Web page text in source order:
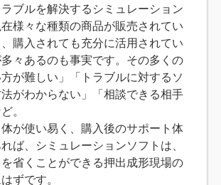
ブルを解決するシミュレーション
様々な種類の商品が販売されてい
購入されても充分に活用されてい
々あるのも事実です。その多くの
が難しい」「トラブルに対するソ
がわからない」「相談できる相手
。
が使い易く、購入後のサポート体
ば、シミュレーションソフトは、
省くことができる押出成形現場の
ずです。